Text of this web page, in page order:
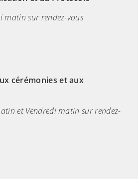
matin sur rendez-vous
cérémonies et aux
et Vendredi matin sur rendez-